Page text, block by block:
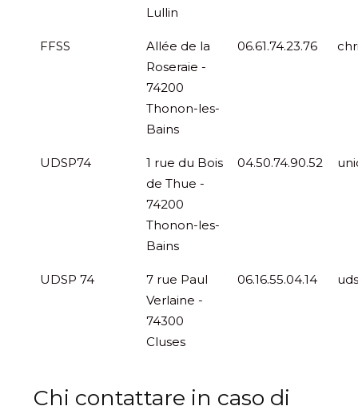
Lullin
FFSS
Allée de la
Roseraie -
74200
Thonon-les-
Bains
06.61.74.23.76
UDSP74
1 rue du Bois
de Thue -
74200
Thonon-les-
Bains
04.50.74.90.52
UDSP 74
7 rue Paul
Verlaine -
74300
Cluses
06.16.55.04.14
Chi contattare in caso di